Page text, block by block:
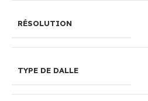
RÉSOLUTION
TYPE DE DALLE